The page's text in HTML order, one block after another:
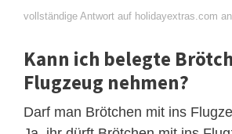
vollständige Antwort auf holidayextras.com an
Kann ich belegte
Flugzeug nehmen?
Darf man Brötchen mit ins